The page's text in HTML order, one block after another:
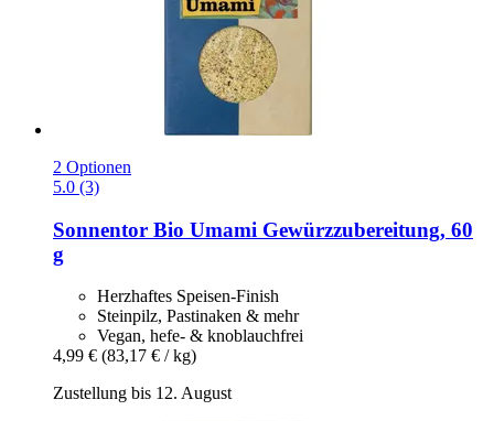
2 Optionen
5.0 (3)
Sonnentor Bio Umami Gewürzzubereitung, 60
g
Herzhaftes Speisen-Finish
Steinpilz, Pastinaken & mehr
Vegan, hefe- & knoblauchfrei
4,99 € (83,17 € / kg)
Zustellung bis 12. August